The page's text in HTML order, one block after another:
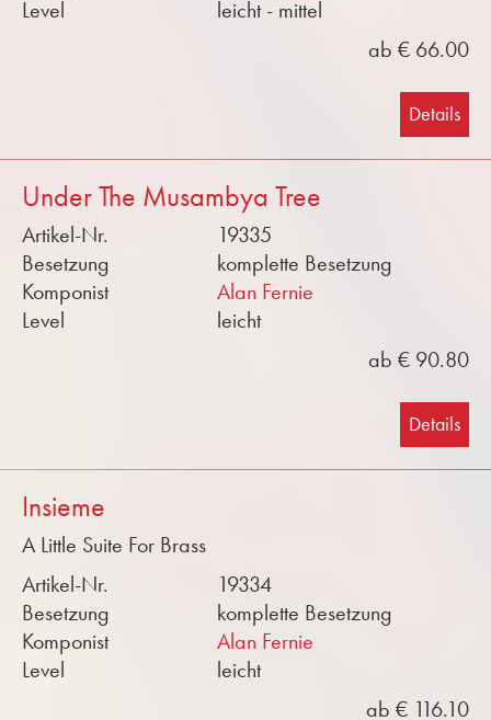
Level
leicht - mittel
ab € 66.00
Details
Under The Musambya Tree
Artikel-Nr.
19335
Besetzung
komplette Besetzung
Komponist
Alan Fernie
Level
leicht
ab € 90.80
Details
Insieme
A Little Suite For Brass
Artikel-Nr.
19334
Besetzung
komplette Besetzung
Komponist
Alan Fernie
Level
leicht
ab € 116.10